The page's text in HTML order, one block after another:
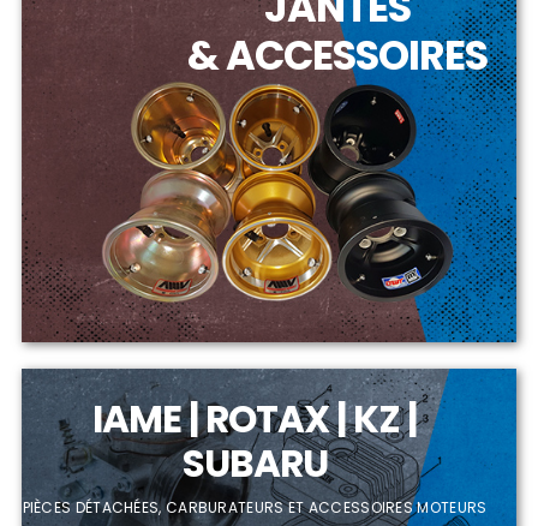
& ACCESSOIRES
IAME | ROTAX | KZ |
SUBARU
PIÈCES DÉTACHÉES, CARBURATEURS ET ACCESSOIRES MOTEURS